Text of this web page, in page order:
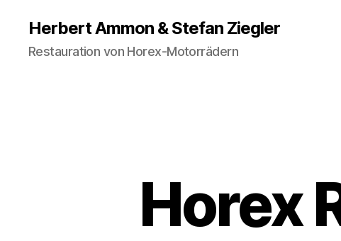
Herbert Ammon & Stefan Ziegler
Restauration von Horex-Motorrädern
Horex